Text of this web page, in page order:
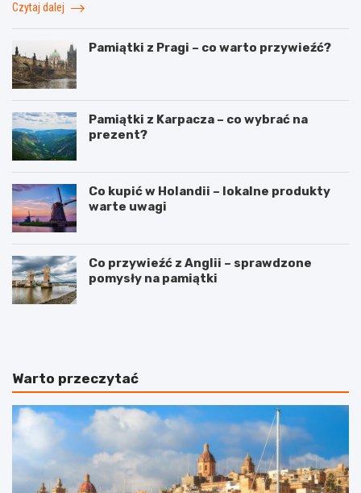
Czytaj dalej
Pamiątki z Pragi – co warto przywieźć?
Pamiątki z Karpacza – co wybrać na
prezent?
Co kupić w Holandii – lokalne produkty
warte uwagi
Co przywieźć z Anglii – sprawdzone
pomysły na pamiątki
T
l
o
t
ó
w
a
W
k
o
w
y
Z
z
Warto przeczytać